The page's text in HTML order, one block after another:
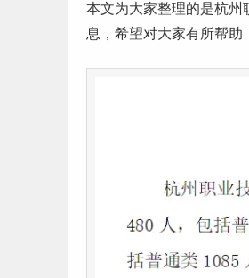
本文为大家整理的是杭州
息，希望对大家有所帮助